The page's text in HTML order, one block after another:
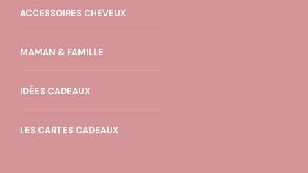
ACCESSOIRES CHEVEUX
MAMAN & FAMILLE
IDÉES CADEAUX
LES CARTES CADEAUX